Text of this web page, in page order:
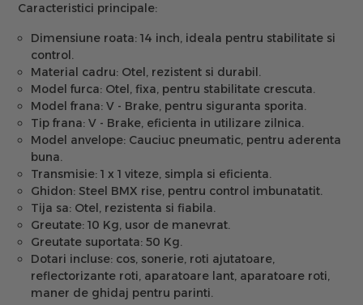
Caracteristici principale:
Dimensiune roata: 14 inch, ideala pentru stabilitate si
control.
Material cadru: Otel, rezistent si durabil.
Model furca: Otel, fixa, pentru stabilitate crescuta.
Model frana: V - Brake, pentru siguranta sporita.
Tip frana: V - Brake, eficienta in utilizare zilnica.
Model anvelope: Cauciuc pneumatic, pentru aderenta
buna.
Transmisie: 1 x 1 viteze, simpla si eficienta.
Ghidon: Steel BMX rise, pentru control imbunatatit.
Tija sa: Otel, rezistenta si fiabila.
Greutate: 10 Kg, usor de manevrat.
Greutate suportata: 50 Kg.
Dotari incluse: cos, sonerie, roti ajutatoare,
reflectorizante roti, aparatoare lant, aparatoare roti,
maner de ghidaj pentru parinti.